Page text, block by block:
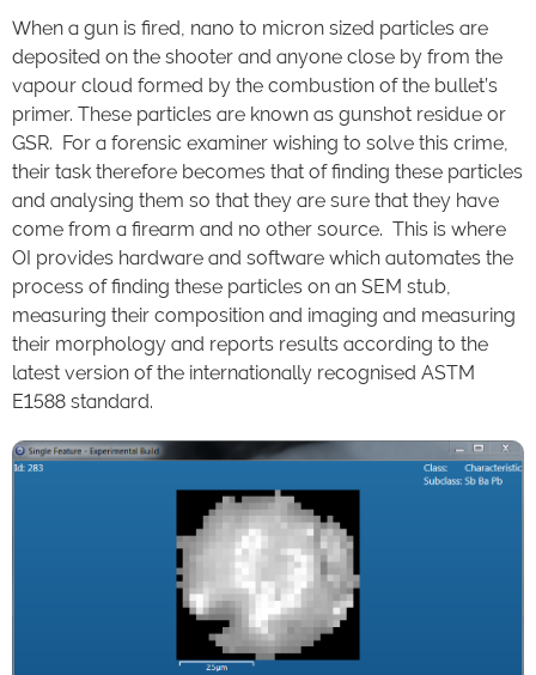
When a gun is fired, nano to micron sized particles are
deposited on the shooter and anyone close by from the
vapour cloud formed by the combustion of the bullet’s
primer. These particles are known as gunshot residue or
GSR. For a forensic examiner wishing to solve this crime,
their task therefore becomes that of finding these particles
and analysing them so that they are sure that they have
come from a firearm and no other source. This is where
OI provides hardware and software which automates the
process of finding these particles on an SEM stub,
measuring their composition and imaging and measuring
their morphology and reports results according to the
latest version of the internationally recognised ASTM
E1588 standard.